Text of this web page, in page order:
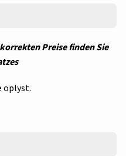
Preise finden Sie
oplyst.